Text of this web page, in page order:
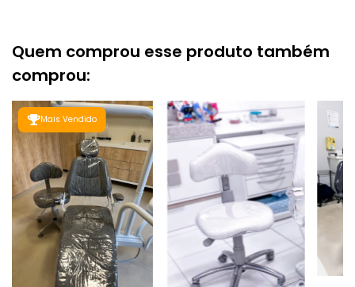
Quem comprou esse produto também
comprou:
Mais Vendido